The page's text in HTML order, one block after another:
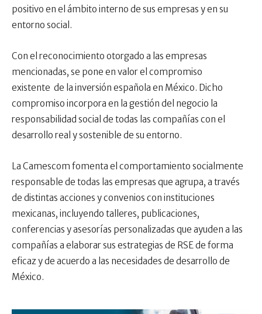
positivo en el ámbito interno de sus empresas y en su
entorno social.
Con el reconocimiento otorgado a las empresas
mencionadas, se pone en valor el compromiso
existente de la inversión española en México. Dicho
compromiso incorpora en la gestión del negocio la
responsabilidad social de todas las compañías con el
desarrollo real y sostenible de su entorno.
La Camescom fomenta el comportamiento socialmente
responsable de todas las empresas que agrupa, a través
de distintas acciones y convenios con instituciones
mexicanas, incluyendo talleres, publicaciones,
conferencias y asesorías personalizadas que ayuden a las
compañías a elaborar sus estrategias de RSE de forma
eficaz y de acuerdo a las necesidades de desarrollo de
México.